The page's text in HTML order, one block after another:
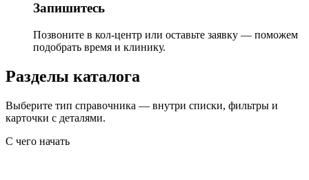
Запишитесь
Позвоните в кол-центр или оставьте заявку — поможем
подобрать время и клинику.
Разделы каталога
Выберите тип справочника — внутри списки, фильтры и
карточки с деталями.
С чего начать